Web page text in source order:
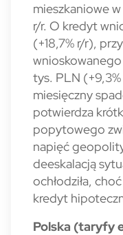
mieszkaniowe
r/r. O kredyt
(+18,7% r/r),
tys. PLN
miesięczny
potwierdza
popytowego
napięć
deeskalacją
ochłodziła,
kredyt
Polska (taryfy